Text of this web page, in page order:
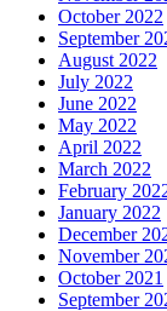
October 2022
September
August 2022
July 2022
June 2022
May 2022
April 2022
March 2022
February
January 2022
December
November
October 2021
September